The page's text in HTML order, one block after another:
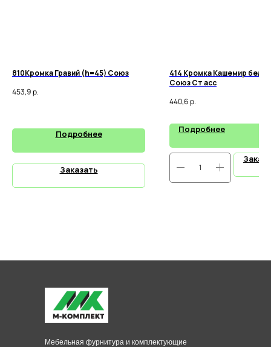
810Кромка Гравий (h=45) Союз
453,9р.
Подробнее
Заказать
414 Кромка Кашемир
Союз Ст асс
440,6р.
Подробнее
Мебельная фурнитура и комплектующие